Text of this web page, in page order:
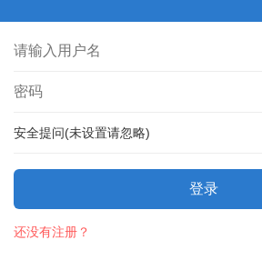
安全提问(未设置请忽略)
登录
还没有注册？